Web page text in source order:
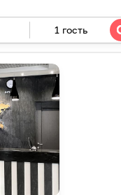
Navigate
to
interact
with
the
calendar
and
select
backward
interact
with
the
calendar
and
select
1 гость